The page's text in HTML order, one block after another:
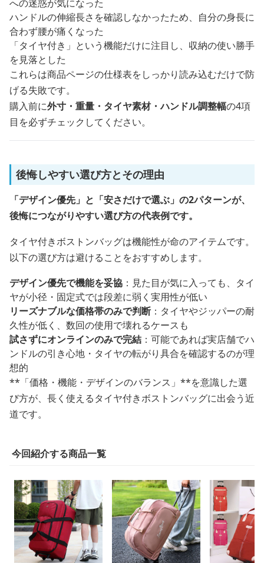
への迷惑が気になった
ハンドルの伸縮長さを確認しなかったため、自分の身長に
合わず腰が痛くなった
「タイヤ付き」という機能だけに注目し、収納の使い勝手
を見落とした
これらは商品ページの仕様表をしっかり読み込むだけで防
げる失敗です。
購入前に外寸・重量・タイヤ素材・ハンドル調整幅の4項
目を必ずチェックしてください。
後悔しやすい選び方とその理由
「デザイン優先」と「安さだけで選ぶ」の2パターンが、
後悔につながりやすい選び方の代表例です。
タイヤ付きボストンバッグは機能性が命のアイテムです。
以下の選び方は避けることをおすすめします。
デザイン優先で機能を妥協 ：見た目が気に入っても、タイ
ヤが小径・固定式では段差に弱く実用性が低い
リーズナブルな価格帯のみで判断 ：タイヤやジッパーの耐
久性が低く、数回の使用で壊れるケースも
試さずにオンラインのみで完結 ：可能であれば実店舗でハ
ンドルの引き心地・タイヤの転がり具合を確認するのが理
想的
**「価格・機能・デザインのバランス」**を意識した選
び方が、長く使えるタイヤ付きボストンバッグに出会う近
道です。
今回紹介する商品一覧